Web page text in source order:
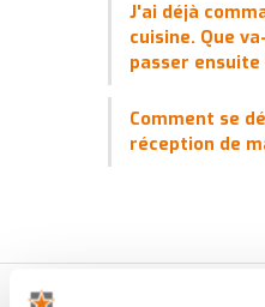
J'ai déjà
cuisine. Que
passer ensuite
Comment se
réception de